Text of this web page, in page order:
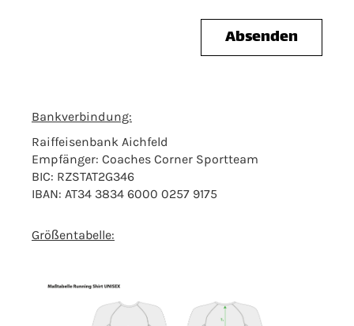
Bankverbindung:
Raiffeisenbank Aichfeld
Empfänger: Coaches Corner Sportteam
BIC: RZSTAT2G346
IBAN: AT34 3834 6000 0257 9175
Größentabelle: